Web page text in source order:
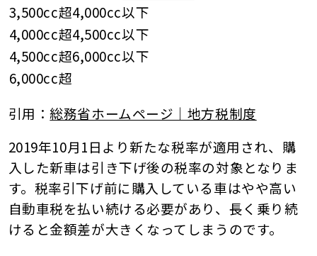
3,500cc超4,000cc以下
4,000cc超4,500cc以下
4,500cc超6,000cc以下
6,000cc超
引用：総務省ホームページ｜地方税制度
2019年10月1日より新たな税率が適用され、購
入した新車は引き下げ後の税率の対象となりま
す。税率引下げ前に購入している車はやや高い
自動車税を払い続ける必要があり、長く乗り続
けると金額差が大きくなってしまうのです。